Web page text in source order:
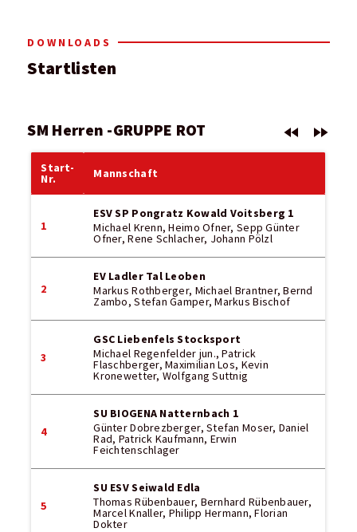
DOWNLOADS
Startlisten
SM Herren -GRUPPE ROT
Start-
Nr. Mannschaft
1
ESV SP Pongratz Kowald Voitsberg 1
Michael Krenn, Heimo Ofner, Sepp Günter
Ofner, Rene Schlacher, Johann Pölzl
2
EV Ladler Tal Leoben
Markus Rothberger, Michael Brantner, Bernd
Zambo, Stefan Gamper, Markus Bischof
3
GSC Liebenfels Stocksport
Michael Regenfelder jun., Patrick
Flaschberger, Maximilian Los, Kevin
Kronewetter, Wolfgang Suttnig
4
SU BIOGENA Natternbach 1
Günter Dobrezberger, Stefan Moser, Daniel
Rad, Patrick Kaufmann, Erwin
Feichtenschlager
5
SU ESV Seiwald Edla
Thomas Rübenbauer, Bernhard Rübenbauer,
Marcel Knaller, Philipp Hermann, Florian
Dokter
fast_forward
fast_rewind